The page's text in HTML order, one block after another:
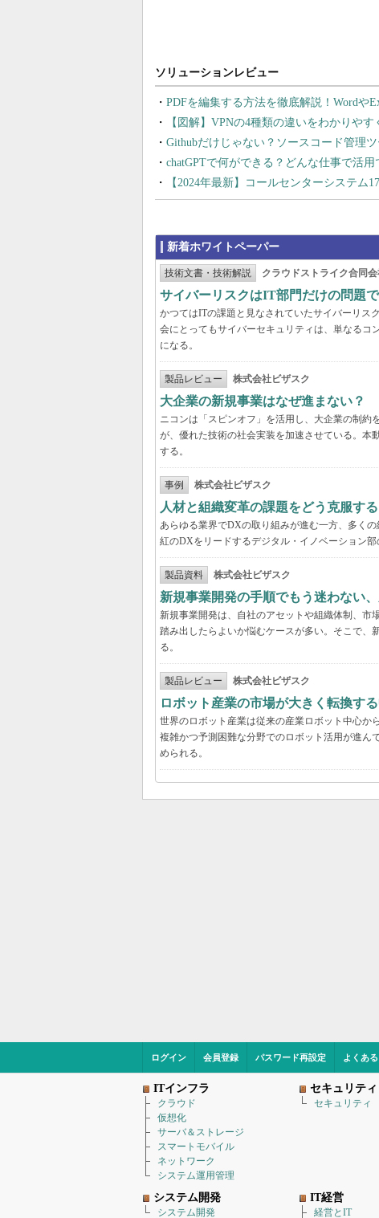
PDFを編集する方法を徹底解説！Wordや
【図解】VPNの4種類の違いをわかりや
Githubだけじゃない？ソースコード管理
chatGPTで何ができる？どんな仕事で活用
【2024年最新】コールセンターシステ
新着ホワイトペーパー
技術文書・技術解説 クラウドストライク合同
サイバーリスクはIT部門だけの問題
かつてはITの課題と見なされていたサイバーリス
会にとってもサイバーセキュリティは、単なるコ
になる。
製品レビュー 株式会社ビザスク
大企業の新規事業はなぜ進まない？
ニコンは「スピンオフ」を活用し、大企業の制約
が、優れた技術の社会実装を加速させている。本
する。
事例 株式会社ビザスク
人材と組織変革の課題をどう克服す
あらゆる業界でDXの取り組みが進む一方、多く
紅のDXをリードするデジタル・イノベーション
製品資料 株式会社ビザスク
新規事業開発の手順でもう迷わない
新規事業開発は、自社のアセットや組織体制、市
踏み出したらよいか悩むケースが多い。そこで、
る。
製品レビュー 株式会社ビザスク
ロボット産業の市場が大きく転換す
世界のロボット産業は従来の産業ロボット中心か
複雑かつ予測困難な分野でのロボット活用が進
められる。
ログイン 会員登録 パスワード再設定 よくあ
ITインフラ
クラウド
仮想化
サーバ＆ストレージ
スマートモバイル
ネットワーク
システム運用管理
セキュリティ
セキュリティ
システム開発
システム開発
IT経営
経営とIT